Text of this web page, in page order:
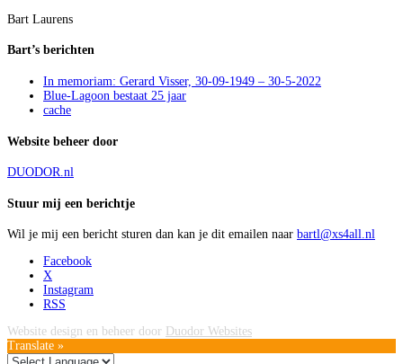
Bart Laurens
Bart’s berichten
In memoriam: Gerard Visser, 30-09-1949 – 30-5-2022
Blue-Lagoon bestaat 25 jaar
cache
Website beheer door
DUODOR.nl
Stuur mij een berichtje
Wil je mij een bericht sturen dan kan je dit emailen naar bartl@xs4all.nl
Facebook
X
Instagram
RSS
Website design en beheer door Duodor Websites
Translate »